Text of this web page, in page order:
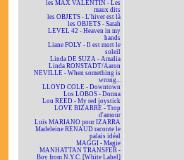
les MAX VALENTIN - Les
maux dits
les OBJETS - L'hiver est là
les OBJETS - Sarah
LEVEL 42 - Heaven in my
hands
Liane FOLY - Il est mort le
soleil
Linda DE SUZA - Amalia
Linda RONSTADT/Aaron
NEVILLE - When something is
wrong...
LLOYD COLE - Downtown
Los LOBOS - Donna
Lou REED - My red joystick
LOVE BIZARRE - Trop
d'amour
Luis MARIANO pour IZARRA
Madeleine RENAUD raconte le
palais idéal
MAGGI - Magie
MANHATTAN TRANSFER -
Boy from N.Y.C. [White Label]